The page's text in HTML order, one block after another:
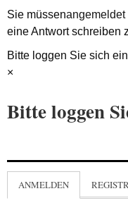
Sie müssenangemeldet
eine Antwort schreiben
Bitte loggen Sie sich ein
×
Bitte loggen
ANMELDEN